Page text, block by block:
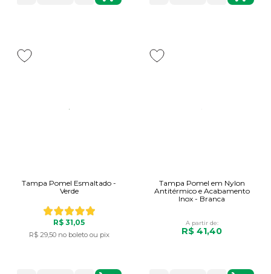
Tampa Pomel Esmaltado -
Verde
R$ 31,05
R$ 29,50 no boleto ou pix
Tampa Pomel em Nylon
Antitérmico e Acabamento
Inox - Branca
A partir de:
R$ 41,40